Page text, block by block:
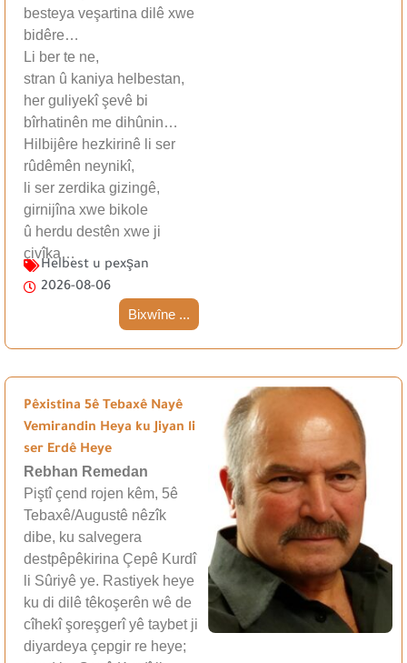
besteya veşartina dilê xwe
bidêre…
Li ber te ne,
stran û kaniya helbestan,
her guliyekî şevê bi
bîrhatinên me dihûnin…
Hilbijêre hezkirinê li ser
rûdêmên neynikî,
li ser zerdika gizingê,
girnijîna xwe bikole
û herdu destên xwe ji
çivîka…
Helbest u pexşan
2026-08-06
Bixwîne ...
Pêxistina 5ê Tebaxê Nayê
Vemirandin Heya ku Jiyan li
ser Erdê Heye
Rebhan Remedan
Piştî çend rojen kêm, 5ê
Tebaxê/Augustê nêzîk
dibe, ku salvegera
destpêpêkirina Çepê Kurdî
li Sûriyê ye. Rastiyek heye
ku di dilê têkoşerên wê de
cîhekî şoreşgerî yê taybet ji
diyardeya çepgir re heye;